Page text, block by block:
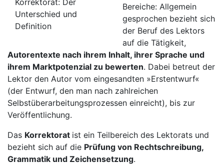
Bereiche: Allgemein
gesprochen bezieht sich
der Beruf des Lektors
auf die Tätigkeit,
Autorentexte nach ihrem Inhalt, ihrer Sprache und
ihrem Marktpotenzial zu bewerten. Dabei betreut der
Lektor den Autor vom eingesandten »Erstentwurf«
(der Entwurf, den man nach zahlreichen
Selbstüberarbeitungsprozessen einreicht), bis zur
Veröffentlichung.
Das Korrektorat ist ein Teilbereich des Lektorats und
bezieht sich auf die Prüfung von Rechtschreibung,
Grammatik und Zeichensetzung.